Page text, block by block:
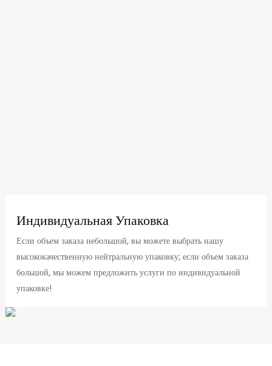
Индивидуальная Упаковка
Если объем заказа небольшой, вы можете выбрать нашу
высококачественную нейтральную упаковку; если объем заказа
большой, мы можем предложить услуги по индивидуальной
упаковке!